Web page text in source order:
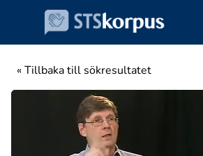
« Tillbaka till sökresultatet